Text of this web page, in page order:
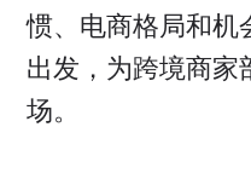
惯、电商格局和机
出发，为跨境商家
场。